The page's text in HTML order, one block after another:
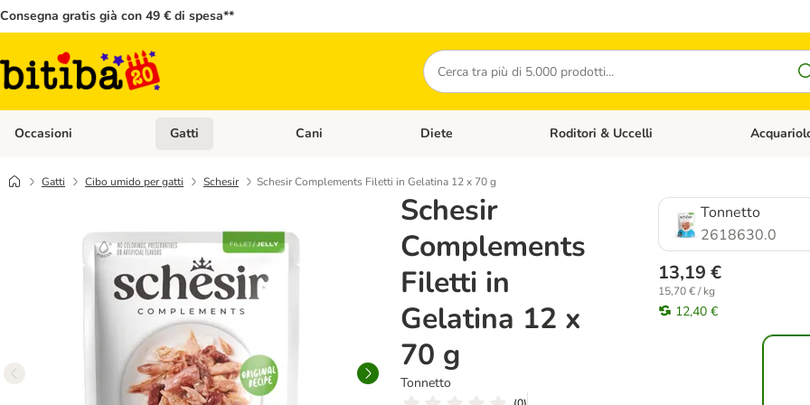
Consegna gratis già con 49 € di spesa**
Cerca
Occasioni Apri Menù Categoria: Occasioni
Gatti Apri Menù Categoria: Gatti
Cani Apri Menù Categoria: Cani
Diete Apri Menù Categoria: Diete
Roditori & Uccelli Apri Menù
Gatti Cibo umido per gatti Schesir Schesir Complements Filetti in Gelatina 12 x 70 g
Schesir
Complements
Filetti in
Gelatina 12 x
70 g
Tonnetto
Tonnetto
2618630.0
13,19 €
15,70 € / kg
12,40 €